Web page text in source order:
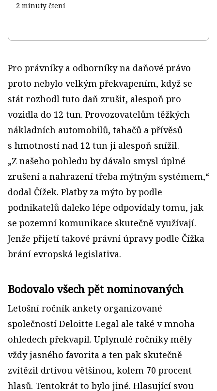
2 minuty čtení
Pro právníky a odborníky na daňové právo
proto nebylo velkým překvapením, když se
stát rozhodl tuto daň zrušit, alespoň pro
vozidla do 12 tun. Provozovatelům těžkých
nákladních automobilů, tahačů a přívěsů
s hmotností nad 12 tun ji alespoň snížil.
„Z našeho pohledu by dávalo smysl úplné
zrušení a nahrazení třeba mýtným systémem,“
dodal Čížek. Platby za mýto by podle
podnikatelů daleko lépe odpovídaly tomu, jak
se pozemní komunikace skutečně využívají.
Jenže přijetí takové právní úpravy podle Čížka
brání evropská legislativa.
Bodovalo všech pět nominovaných
Letošní ročník ankety organizované
společností Deloitte Legal ale také v mnoha
ohledech překvapil. Uplynulé ročníky měly
vždy jasného favorita a ten pak skutečně
zvítězil drtivou většinou, kolem 70 procent
hlasů. Tentokrát to bylo jiné. Hlasující svou